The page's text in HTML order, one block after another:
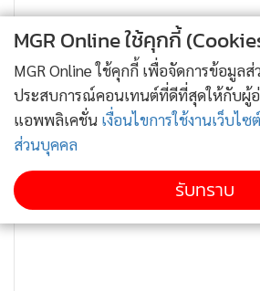
MGR Online ใช้คุกกี้
MGR Online ใช้คุกกี้ เพื่อจัดการข้อมูล
ประสบการณ์คอนเทนต์ที่ดีที่สุดให้กับผู้
แอพพลิเคชั่น เงื่อนไขการใช้งานเว็บไซต์
ส่วนบุคคล
รับทราบ